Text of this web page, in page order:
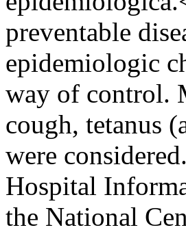
preventable
epidemiologic
way of control.
cough, tetanus
were
Hospital
the National